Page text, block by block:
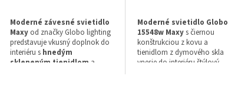
Moderné závesné svietidlo
Maxyod značky Globo lighting
predstavuje vkusný doplnok do
interiéru s hnedým
skleneným tienidlom a
Moderné svietidlo Globo
15548w Maxys čiernou
konštrukciou z kovu a
tienidlom z dymového skla
vnesie do interiéru štýlový